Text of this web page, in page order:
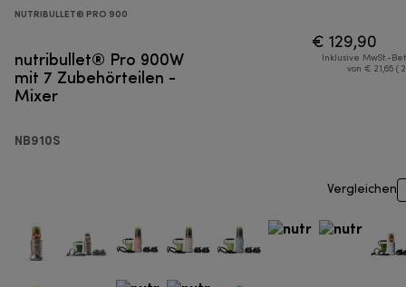
NUTRIBULLET® PRO 900
nutribullet® Pro 900W
mit 7 Zubehörteilen -
Mixer
NB910S
€ 129,90
Inklusive MwSt.-
von € 21,65 (
Vergleichen